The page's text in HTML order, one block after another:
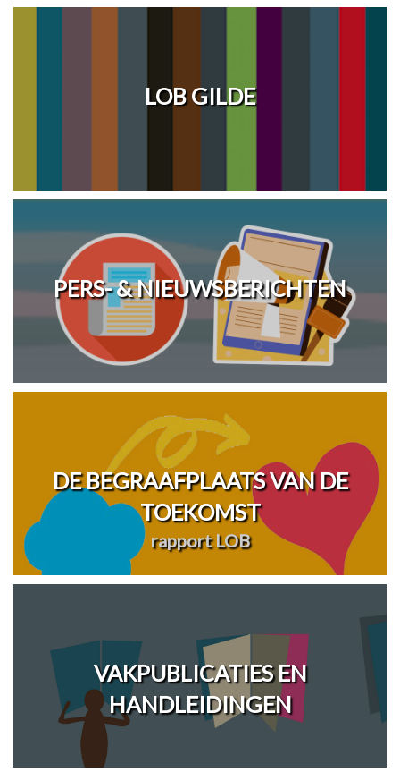
LOB GILDE
PERS- & NIEUWSBERICHTEN
DE BEGRAAFPLAATS VAN DE
TOEKOMST
rapport LOB
VAKPUBLICATIES EN
HANDLEIDINGEN